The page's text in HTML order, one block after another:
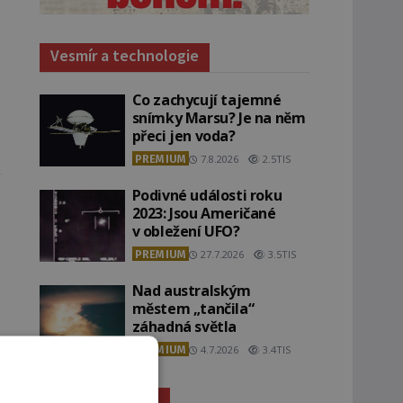
Vesmír a technologie
Co zachycují tajemné
snímky Marsu? Je na něm
přeci jen voda?
PREMIUM 7.8.2026 2.5TIS
Podivné události roku
2023: Jsou Američané
v obležení UFO?
PREMIUM 27.7.2026 3.5TIS
Nad australským
městem „tančila“
záhadná světla
PREMIUM 4.7.2026 3.4TIS